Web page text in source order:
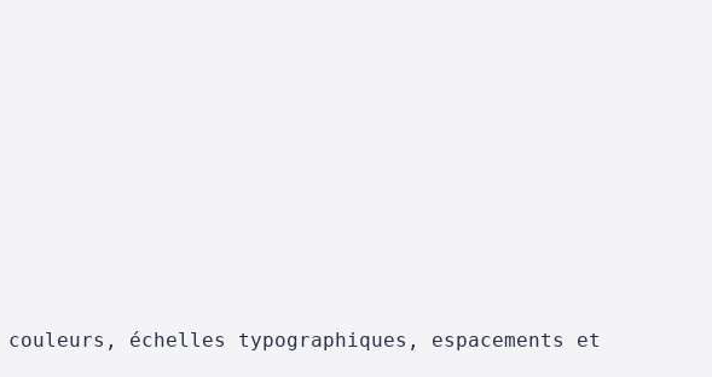
échelles typographiques, espacements et